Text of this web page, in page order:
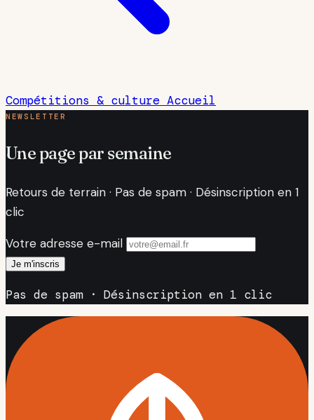
Compétitions & culture Accueil
NEWSLETTER
Une page par semaine
Retours de terrain · Pas de spam · Désinscription en 1
clic
Votre adresse e-mail
Je m'inscris
Pas de spam · Désinscription en 1 clic